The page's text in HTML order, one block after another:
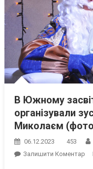
В Южному
організували
Миколаєм
06.12.2023 453
Залишити КоментарOn